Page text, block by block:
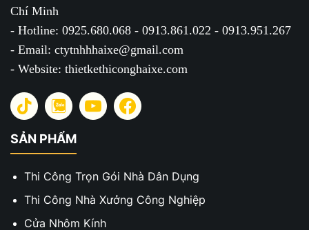
Chí Minh
- Hotline: 0925.680.068 - 0913.861.022 - 0913.951.267
- Email: ctytnhhhaixe@gmail.com
- Website: thietkethiconghaixe.com
SẢN PHẨM
Thi Công Trọn Gói Nhà Dân Dụng
Thi Công Nhà Xưởng Công Nghiệp
Cửa Nhôm Kính